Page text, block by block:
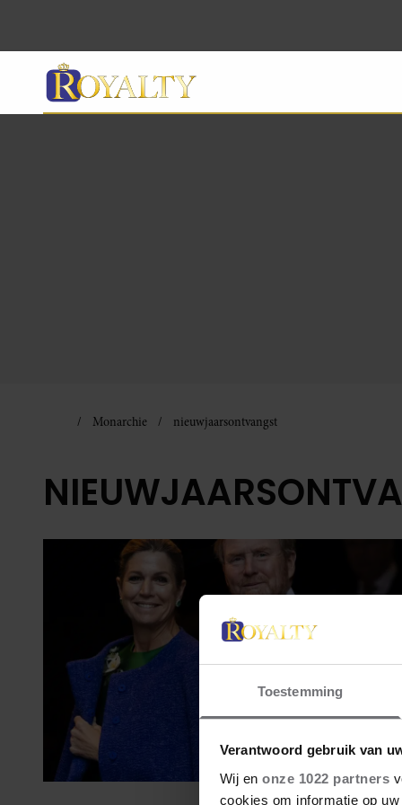
Toestemming
Verantwoord gebruik van
Wij en onze 1022 partners
cookies om informatie op
Monarchie nieuwjaarsontvangst